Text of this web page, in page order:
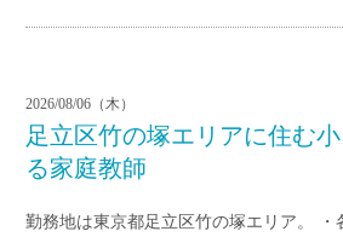
2026/08/06（木）
足立区竹の塚エリアに住む
る家庭教師
勤務地は東京都足立区竹の塚エリア。 ・